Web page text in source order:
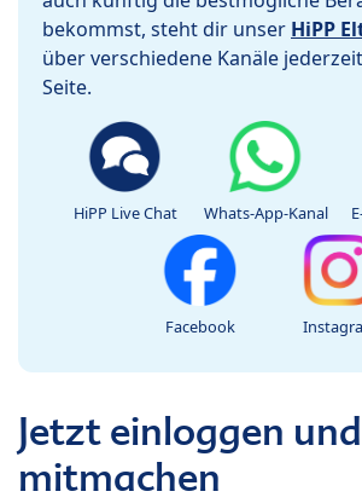
bekommst, steht dir unser HiPP
über verschiedene Kanäle
Seite.
HiPP Live Chat Whats-App-Kanal
Facebook
Jetzt einloggen und
mitmachen